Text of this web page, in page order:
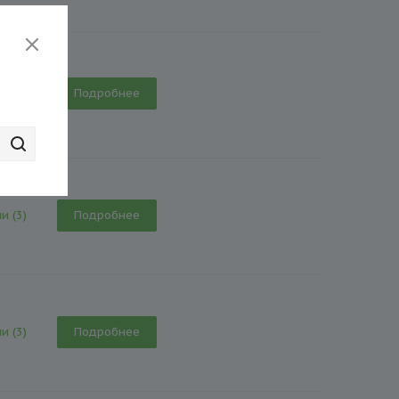
Подробнее
(3) Подробнее
(3) Подробнее